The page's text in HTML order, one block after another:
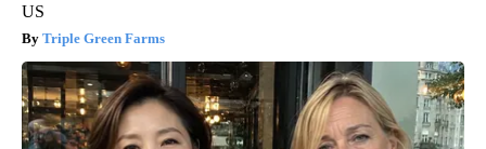
US
Triple Green Farms